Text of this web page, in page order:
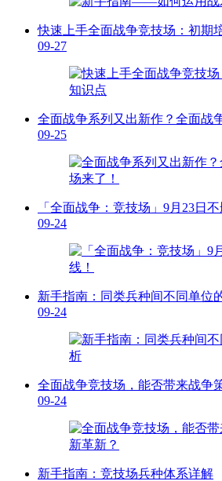
快速上手全面战争竞技场：初期
09-27
全面战争系列又出新作？全面战
09-25
「全面战争：竞技场」9月23日不
09-24
新手指南：同类兵种间不同单位
09-24
全面战争竞技场，能否带来战争
09-24
新手指南：竞技场兵种体系详解